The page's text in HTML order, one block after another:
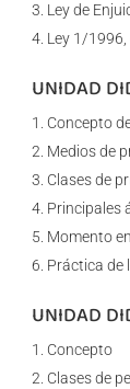
Ley de
Ley 1/
UNIDAD
Concepto
Medios de
Clases de
Principales
Momento
Práctica de
UNIDAD
Concepto
Clases de